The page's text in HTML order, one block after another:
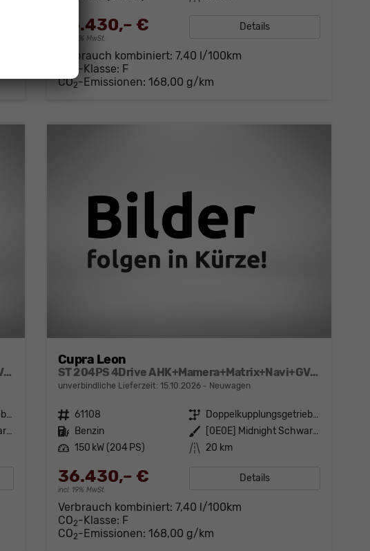
36.430,– €
incl. 19% MwSt.
Details
Verbrauch kombiniert: 7,40 l/100km
-Klasse: F
CO2-Emissionen: 168,00 g/km
ST 204PS 4Drive AHK+Mamera+Matrix+Navi+GV4+Kessy+Parklenk+Alarm
Doppelkupplungsgetriebe (DSG)
[0E0E] Midnight Schwarz Metallic
Cupra Leon
ST 204PS 4Drive AHK+Mamera+Matrix+Navi+GV4+Kessy+Parklenk+Alarm
unverbindliche Lieferzeit: 15.10.2026 Neuwagen
Fahrzeugnr. 61108 Getriebe
Doppelkupplungsgetriebe (DSG)
Kraftstoff Benzin Außenfarbe
[0E0E] Midnight Schwarz Metallic
Leistung 150 kW (204 PS) Kilometerstand 20 km
36.430,– €
incl. 19% MwSt.
Details
Verbrauch kombiniert: 7,40 l/100km
CO2-Klasse: F
CO2-Emissionen: 168,00 g/km